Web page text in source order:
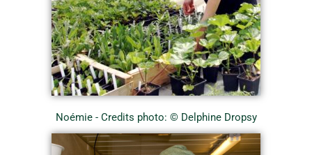
Noémie - Credits photo: © Delphine Dropsy